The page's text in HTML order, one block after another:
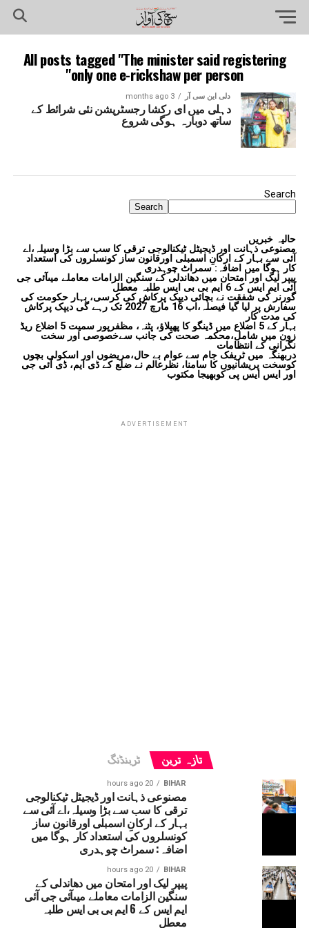
All posts tagged "The minister said registering
only one e-rickshaw per person"
دلی این سی آر 3 months ago
دہلی میں ای رکشا رجسٹریشن نئی شرائط کے
ساتھ دوبارہ ہوگی شروع
Search
Search
حالیہ خبریں
مصنوعی ذہانت اور ڈیجیٹل ٹیکنالوجی ترقی کا سب سے بڑا وسیلہ،اے
آئی سے بہار کے ارکانِ اسمبلی اورقانون ساز کونسلروں کی استعداد
کار ہوگا میں اضافہ: سمراٹ چوہدری
پیپر لیک اور امتحان میں دھاندلی کے سنگین الزامات معاملے میںآئی جی
آئی ایم ایس کے 6 ایم بی بی ایس طلبہ معطل
گورنر کی شفقت نے بچائی دیپک پرکاش کی کرسی، بہار حکومت کی
سفارش پر لیا گیا فیصلہ،اب 16 مارچ 2027 تک رہے گی دیپک پرکاش
کی مدت کار
بہار کے 5 اضلاع میں ڈینگو کا پھیلاؤ، پٹنہ، مظفرپور سمیت 5 اضلاع ریڈ
زون میں شامل،محکمہ صحت کی جانب سےخصوصی اور سخت
نگرانی کے انتظامات
دربھنگہ میں ٹریفک جام سے عوام بے حال،مریضوں اور اسکولی بچوں
کوسخت پریشانیوں کا سامنا، نظرعالم نے ضلع کے ڈی ایم، ڈی آئی جی
اور ایس ایس پی کوبھیجا مکتوب
ADVERTISEMENT
تازہ ترین ٹرینڈنگ
BIHAR
20 hours ago
مصنوعی ذہانت اور ڈیجیٹل ٹیکنالوجی
ترقی کا سب سے بڑا وسیلہ،اے آئی سے
بہار کے ارکانِ اسمبلی اورقانون ساز
کونسلروں کی استعداد کار ہوگا میں
اضافہ: سمراٹ چوہدری
BIHAR
20 hours ago
پیپر لیک اور امتحان میں دھاندلی کے
سنگین الزامات معاملے میںآئی جی آئی
ایم ایس کے 6 ایم بی بی ایس طلبہ
معطل